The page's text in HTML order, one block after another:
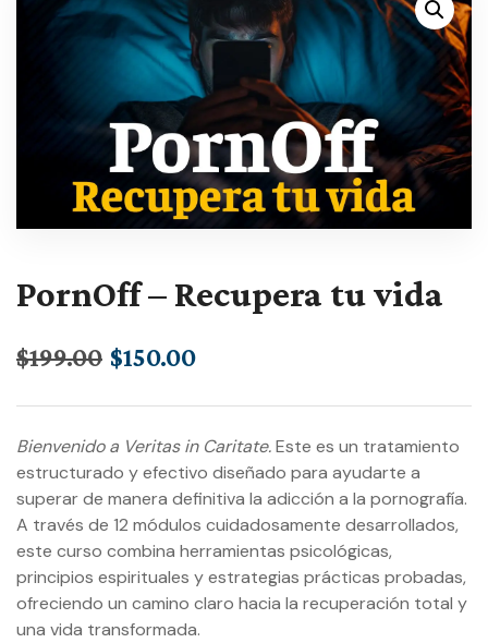
PornOff – Recupera tu vida
$199.00 $150.00
Bienvenido a Veritas in Caritate.Este es un tratamiento
estructurado y efectivo diseñado para ayudarte a
superar de manera definitiva la adicción a la pornografía.
A través de 12 módulos cuidadosamente desarrollados,
este curso combina herramientas psicológicas,
principios espirituales y estrategias prácticas probadas,
ofreciendo un camino claro hacia la recuperación total y
una vida transformada.